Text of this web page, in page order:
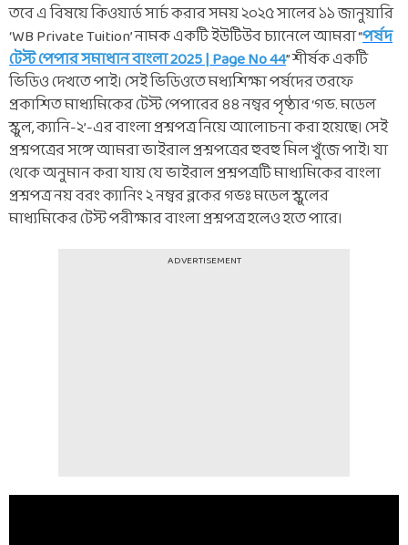
তবে এ বিষয়ে কিওয়ার্ড সার্চ করার সময় ২০২৫ সালের ১১ জানুয়ারি
‘WB Private Tuition’ নামক একটি ইউটিউব চ্যানেলে আমরা “পর্ষদ
টেস্ট পেপার সমাধান বাংলা 2025 | Page No 44” শীর্ষক একটি
ভিডিও দেখতে পাই। সেই ভিডিওতে মধ্যশিক্ষা পর্ষদের তরফে
প্রকাশিত মাধ্যমিকের টেস্ট পেপারের ৪৪ নম্বর পৃষ্ঠার ‘গভ. মডেল
স্কুল, ক্যানি-২’-এর বাংলা প্রশ্নপত্র নিয়ে আলোচনা করা হয়েছে। সেই
প্রশ্নপত্রের সঙ্গে আমরা ভাইরাল প্রশ্নপত্রের হুবহু মিল খুঁজে পাই। যা
থেকে অনুমান করা যায় যে ভাইরাল প্রশ্নপত্রটি মাধ্যমিকের বাংলা
প্রশ্নপত্র নয় বরং ক্যানিং ২ নম্বর ব্লকের গভঃ মডেল স্কুলের
মাধ্যমিকের টেস্ট পরীক্ষার বাংলা প্রশ্নপত্র হলেও হতে পারে।
ADVERTISEMENT